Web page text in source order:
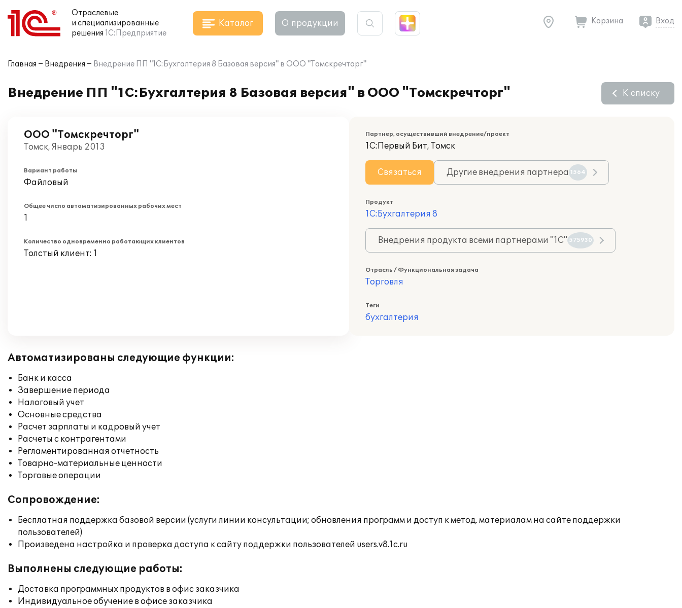
Отраслевые
и специализированные
решения 1С:Предприятие
Каталог О продукции Корзина Вход
Главная Внедрения Внедрение ПП "1С:Бухгалтерия 8 Базовая версия" в ООО "Томскречторг"
Внедрение ПП "1С:Бухгалтерия 8 Базовая версия" в ООО "Томскречторг" К списку
ООО "Томскречторг"
Томск, Январь 2013
Вариант работы
Файловый
Общее число автоматизированных рабочих мест
1
Количество одновременно работающих клиентов
Толстый клиент: 1
Партнер, осуществивший внедрение/проект
1С:Первый Бит, Томск
Связаться Другие внедрения партнера 1564
Продукт
1С:Бухгалтерия 8
Внедрения продукта всеми партнерами "1С" 575930
Отрасль / Функциональная задача
Торговля
Теги
бухгалтерия
Автоматизированы следующие функции:
Банк и касса
Завершение периода
Налоговый учет
Основные средства
Расчет зарплаты и кадровый учет
Расчеты с контрагентами
Регламентированная отчетность
Товарно-материальные ценности
Торговые операции
Сопровождение:
Бесплатная поддержка базовой версии (услуги линии консультации; обновления программ и доступ к метод. материалам на сайте поддержки
пользователей)
Произведена настройка и проверка доступа к сайту поддержки пользователей users.v8.1c.ru
Выполнены следующие работы:
Доставка программных продуктов в офис заказчика
Индивидуальное обучение в офисе заказчика